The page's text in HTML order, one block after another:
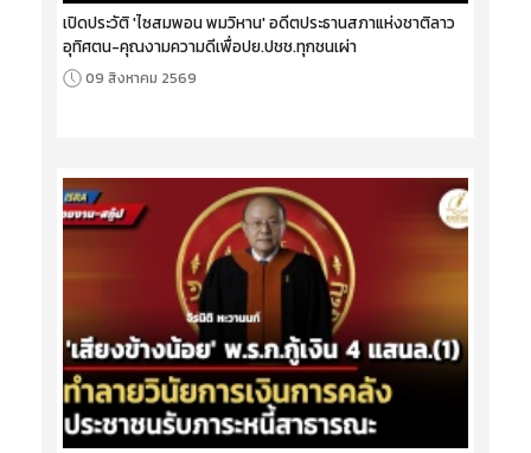
เปิดประวัติ 'ไซสมพอน พมวิหาน' อดีตประธานสภาแห่งชาติลาว
อุทิศตน-คุณงามความดีเพื่อปย.ปชช.ทุกชนเผ่า
09 สิงหาคม 2569